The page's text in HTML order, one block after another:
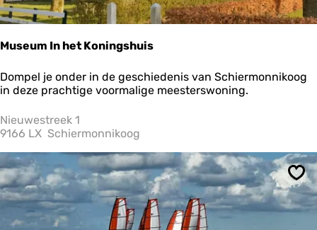
m
u
s
e
m
F
o
r
Museum In het Koningshuis
M
u
e
u
I
n
h
e
Dompel je onder in de geschiedenis van Schiermonnikoog
in deze prachtige voormalige meesterswoning.
Nieuwestreek 1
9166 LX Schiermonnikoog